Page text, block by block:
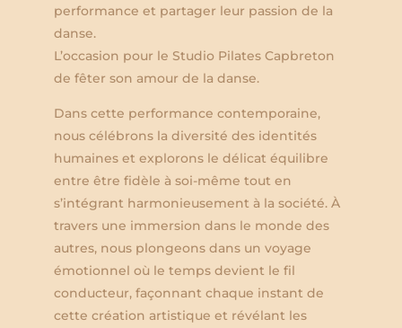
performance et partager leur passion de la
danse.
L’occasion pour le Studio Pilates Capbreton
de fêter son amour de la danse.
Dans cette performance contemporaine,
nous célébrons la diversité des identités
humaines et explorons le délicat équilibre
entre être fidèle à soi-même tout en
s’intégrant harmonieusement à la société. À
travers une immersion dans le monde des
autres, nous plongeons dans un voyage
émotionnel où le temps devient le fil
conducteur, façonnant chaque instant de
cette création artistique et révélant les